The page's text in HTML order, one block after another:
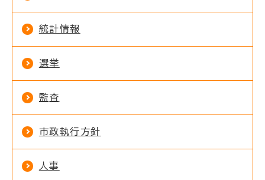
統計情報
選挙
監査
市政執行方針
人事